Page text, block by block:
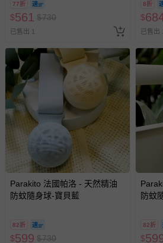
問，你可詳見：
媽咪愛客服中心。
預購商品：預購為海外同步代購，
助取消退款事宜。
商品如因「價格、組合」等錯誤
會主動以簡訊及mail通知訂單取消
償。
77折
$561 $730
已售出 1
8折
$
已售出
Parakito 法國帕洛 - 天然精油
防蚊隨身球-寶貝藍
82折
$599 $730
防蚊
82折
$